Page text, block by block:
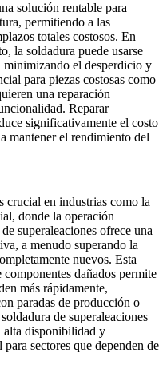
solución rentable para
permitiendo a las
totales costosos. En
la soldadura puede usarse
minimizando el desperdicio y
para piezas costosas como
una reparación
Reparar
significativamente el costo
mantener el rendimiento del
en industrias como la
donde la operación
superaleaciones ofrece una
a menudo superando la
nuevos. Esta
dañados permite
más rápidamente,
paradas de producción o
de superaleaciones
alta disponibilidad y
sectores que dependen de